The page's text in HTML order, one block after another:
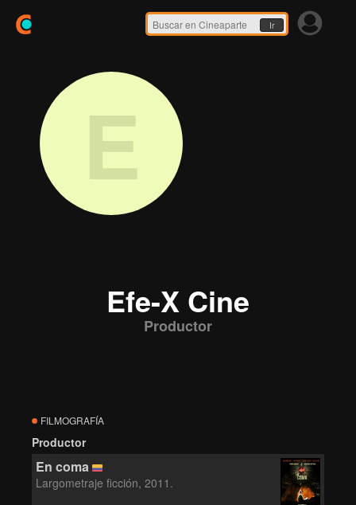
Ir
E
Efe-X Cine
Productor
FILMOGRAFÍA
Productor
En coma
Largometraje ficción, 2011.